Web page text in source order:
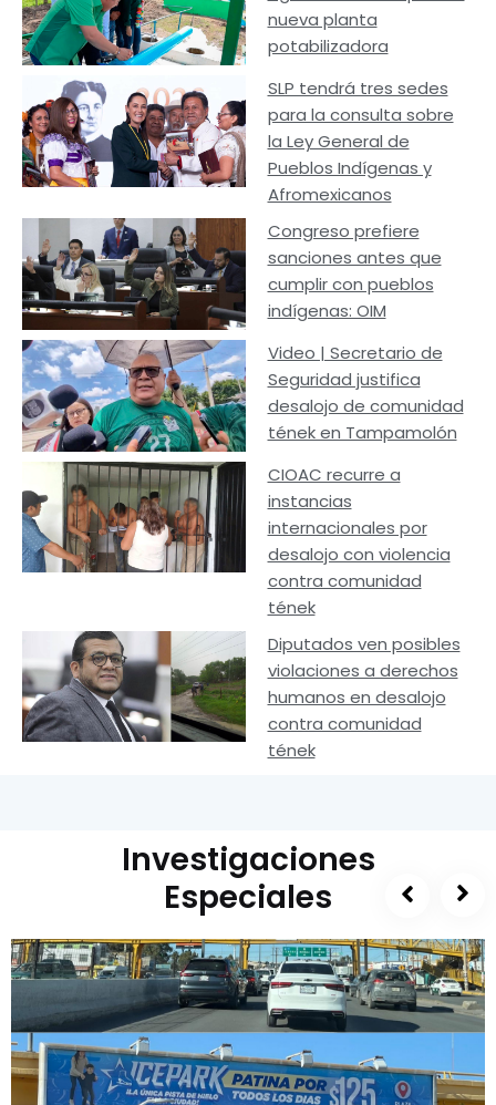
nueva planta
potabilizadora
SLP tendrá tres sedes
para la consulta sobre
la Ley General de
Pueblos Indígenas y
Afromexicanos
Congreso prefiere
sanciones antes que
cumplir con pueblos
indígenas: OIM
Video | Secretario de
Seguridad justifica
desalojo de comunidad
tének en Tampamolón
CIOAC recurre a
instancias
internacionales por
desalojo con violencia
contra comunidad
tének
Diputados ven posibles
violaciones a derechos
humanos en desalojo
contra comunidad
tének
Investigaciones
Especiales